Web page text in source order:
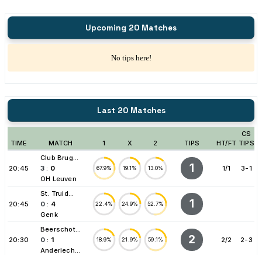
Upcoming 20 Matches
No tips here!
Last 20 Matches
TIME MATCH 1 X 2 TIPS HT/FT
CS
TIPS
20:45
Club Brug...
3 : 0
OH Leuven
67.9% 19.1% 13.0% 1 1/1 3-1
20:45
St. Truid...
0 : 4
Genk
22.4% 24.9% 52.7% 1
20:30
Beerschot...
0 : 1
Anderlech...
18.9% 21.9% 59.1% 2 2/2 2-3